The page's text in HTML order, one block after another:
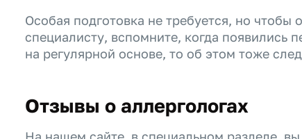
Особая подготовка не требуется, но
специалисту, вспомните, когда
на регулярной основе, то об этом тоже
Отзывы о аллергологах